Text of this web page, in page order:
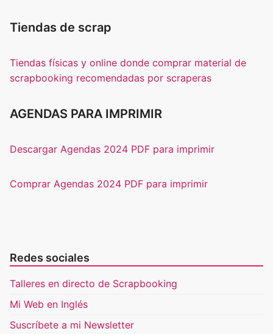
Tiendas de scrap
Tiendas físicas y online donde comprar material de
scrapbooking recomendadas por scraperas
AGENDAS PARA IMPRIMIR
Descargar Agendas 2024 PDF para imprimir
Comprar Agendas 2024 PDF para imprimir
Redes sociales
Talleres en directo de Scrapbooking
Mi Web en Inglés
Suscríbete a mi Newsletter